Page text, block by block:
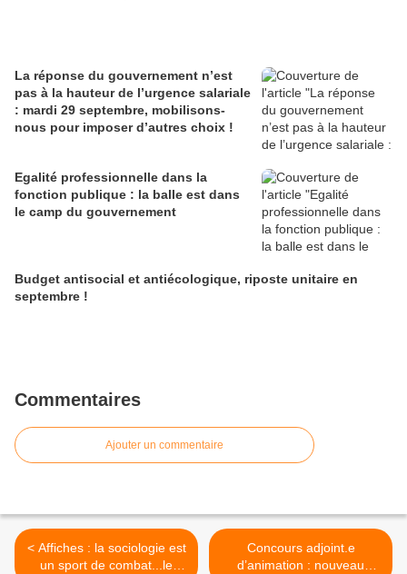
La réponse du gouvernement n’est
pas à la hauteur de l’urgence salariale
: mardi 29 septembre, mobilisons-
nous pour imposer d’autres choix !
Egalité professionnelle dans la
fonction publique : la balle est dans
le camp du gouvernement
Budget antisocial et antiécologique, riposte unitaire en
septembre !
Commentaires
Ajouter un commentaire
< Affiches : la sociologie est
un sport de combat...le
Concours adjoint.e
d’animation : nouveau